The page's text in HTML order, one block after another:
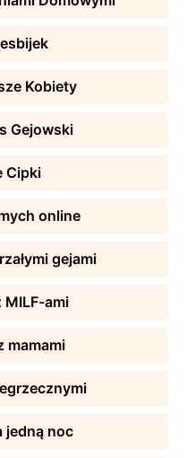
Kobiety
Gejowski
Cipki
online
gejami
MILF-ami
mamami
jedną noc